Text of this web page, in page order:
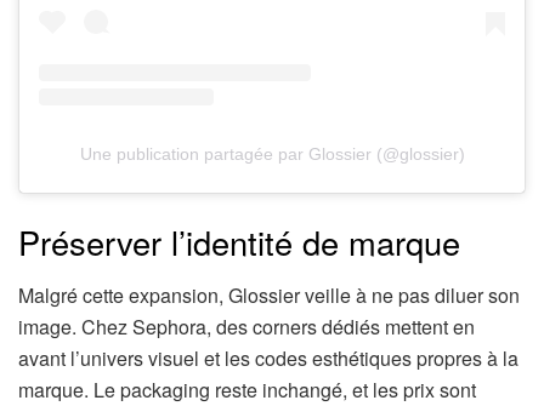
Une publication partagée par Glossier (@glossier)
Préserver l’identité de marque
Malgré cette expansion, Glossier veille à ne pas diluer son
image. Chez Sephora, des corners dédiés mettent en
avant l’univers visuel et les codes esthétiques propres à la
marque. Le packaging reste inchangé, et les prix sont